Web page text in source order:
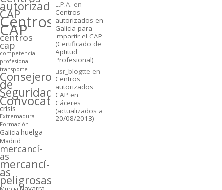
autorizados
CAP
Centros
CAP
centros
cap
competencia
profesional
transporte
Consejeros
de
Seguridad
Convocatorias
crisis
Extremadura
Formación
Galicia huelga
Madrid
mercancí­
as
mercancí­
as
peligrosas
Murcia Navarra
L.P.A. en
Centros
autorizados en
Galicia para
impartir el CAP
(Certificado de
Aptitud
Profesional)
usr_blogtte en
Centros
autorizados
CAP en
Cáceres
(actualizados a
20/08/2013)